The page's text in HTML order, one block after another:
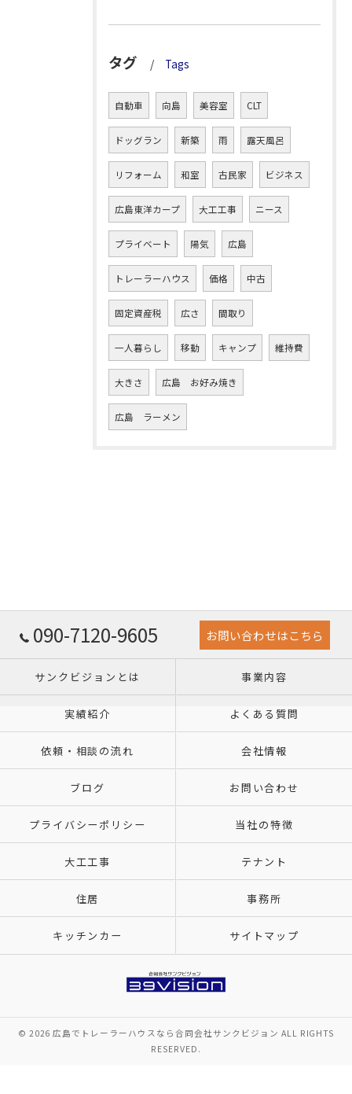
タグ Tags
自動車 向島 美容室 CLT
ドッグラン 新築 雨 露天風呂
リフォーム 和室 古民家 ビジネス
広島東洋カープ 大工工事 ニース
プライベート 陽気 広島
トレーラーハウス 価格 中古
固定資産税 広さ 間取り
一人暮らし 移動 キャンプ 維持費
大きさ 広島 お好み焼き
広島 ラーメン
090-7120-9605 お問い合わせはこちら
サンクビジョンとは 事業内容
実績紹介 よくある質問
依頼・相談の流れ 会社情報
ブログ お問い合わせ
プライバシーポリシー 当社の特徴
大工工事 テナント
住居 事務所
キッチンカー サイトマップ
© 2026 広島でトレーラーハウスなら合同会社サンクビジョン ALL RIGHTS
RESERVED.